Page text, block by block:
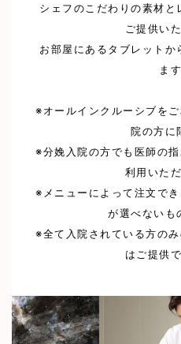
シェフのこだわりの素材
ご提供い
お部屋にあるタブレット
ます
※オールインクルーシブを
院の方に
※分娩入院の方でも医師の
利用いた
※メニューによって注文で
が選べないも
※全て入院されている方の
はご提供